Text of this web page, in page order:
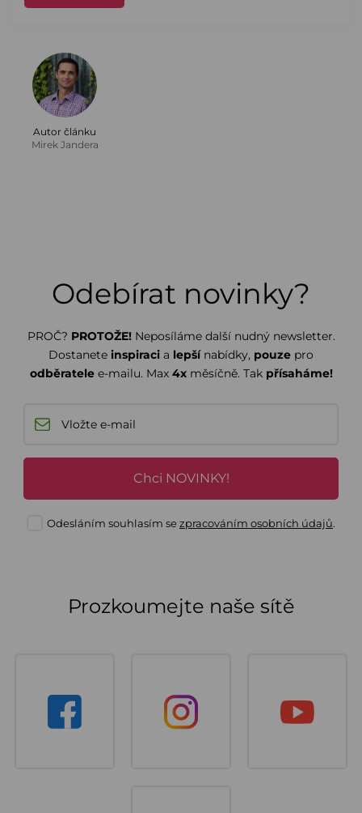
Autor článku
Mirek Jandera
Odebírat novinky?
PROČ? PROTOŽE! Neposíláme další nudný newsletter.
Dostanete inspiraci a lepšínabídky, pouze pro
odběratelee-mailu. Max 4xměsíčně. Tak přísaháme!
Chci NOVINKY!
Odesláním souhlasím sezpracováním osobních údajů.
Prozkoumejte naše sítě